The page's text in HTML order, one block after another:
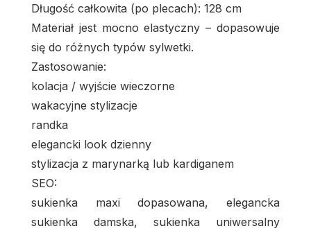
Długość całkowita (po plecach): 128 cm
Materiał jest mocno elastyczny – dopasowuje
się do różnych typów sylwetki.
Zastosowanie:
kolacja / wyjście wieczorne
wakacyjne stylizacje
randka
elegancki look dzienny
stylizacja z marynarką lub kardiganem
SEO:
sukienka maxi dopasowana, elegancka
sukienka damska, sukienka uniwersalny